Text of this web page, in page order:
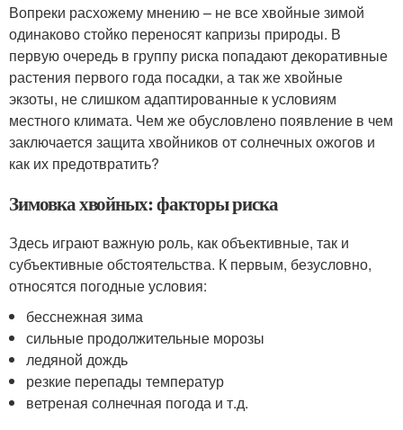
Вопреки расхожему мнению – не все хвойные зимой
одинаково стойко переносят капризы природы. В
первую очередь в группу риска попадают декоративные
растения первого года посадки, а так же хвойные
экзоты, не слишком адаптированные к условиям
местного климата. Чем же обусловлено появление в чем
заключается защита хвойников от солнечных ожогов и
как их предотвратить?
Зимовка хвойных: факторы риска
Здесь играют важную роль, как объективные, так и
субъективные обстоятельства. К первым, безусловно,
относятся погодные условия:
бесснежная зима
сильные продолжительные морозы
ледяной дождь
резкие перепады температур
ветреная солнечная погода и т.д.